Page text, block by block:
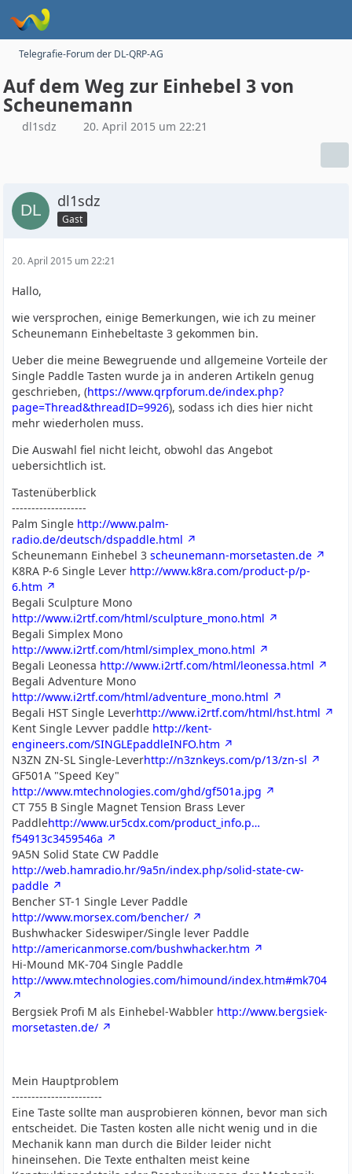
Telegrafie-Forum der DL-QRP-AG
Auf dem Weg zur Einhebel 3 von
Scheunemann
dl1sdz 20. April 2015 um 22:21
dl1sdz
Gast
20. April 2015 um 22:21
Hallo,
wie versprochen, einige Bemerkungen, wie ich zu meiner
Scheunemann Einhebeltaste 3 gekommen bin.
Ueber die meine Bewegruende und allgemeine Vorteile der
Single Paddle Tasten wurde ja in anderen Artikeln genug
geschrieben, (https://www.qrpforum.de/index.php?
page=Thread&threadID=9926), sodass ich dies hier nicht
mehr wiederholen muss.
Die Auswahl fiel nicht leicht, obwohl das Angebot
uebersichtlich ist.
Tastenüberblick
-------------------
Palm Single http://www.palm-
radio.de/deutsch/dspaddle.html
Scheunemann Einhebel 3scheunemann-morsetasten.de
K8RA P-6 Single Lever http://www.k8ra.com/product-p/p-
6.htm
Begali Sculpture Mono
http://www.i2rtf.com/html/sculpture_mono.html
Begali Simplex Mono
http://www.i2rtf.com/html/simplex_mono.html
Begali Leonessa http://www.i2rtf.com/html/leonessa.html
Begali Adventure Mono
http://www.i2rtf.com/html/adventure_mono.html
Begali HST Single Leverhttp://www.i2rtf.com/html/hst.html
Kent Single Levver paddle http://kent-
engineers.com/SINGLEpaddleINFO.htm
N3ZN ZN-SL Single-Leverhttp://n3znkeys.com/p/13/zn-sl
GF501A "Speed Key"
http://www.mtechnologies.com/ghd/gf501a.jpg
CT 755 B Single Magnet Tension Brass Lever
Paddlehttp://www.ur5cdx.com/product_info.p…
f54913c3459546a
9A5N Solid State CW Paddle
http://web.hamradio.hr/9a5n/index.php/solid-state-cw-
paddle
Bencher ST-1 Single Lever Paddle
http://www.morsex.com/bencher/
Bushwhacker Sideswiper/Single lever Paddle
http://americanmorse.com/bushwhacker.htm
Hi-Mound MK-704 Single Paddle
http://www.mtechnologies.com/himound/index.htm#mk704
Bergsiek Profi M als Einhebel-Wabbler http://www.bergsiek-
morsetasten.de/
Mein Hauptproblem
-----------------------
Eine Taste sollte man ausprobieren können, bevor man sich
entscheidet. Die Tasten kosten alle nicht wenig und in die
Mechanik kann man durch die Bilder leider nicht
hineinsehen. Die Texte enthalten meist keine